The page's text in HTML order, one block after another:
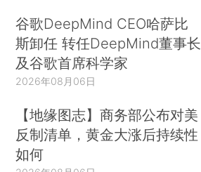
谷歌DeepMind CEO哈萨比
斯卸任 转任DeepMind董事长
及谷歌首席科学家
2026年08月06日
【地缘图志】商务部公布对美
反制清单，黄金大涨后持续性
如何